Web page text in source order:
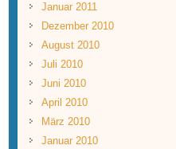
Januar 2011
Dezember 2010
August 2010
Juli 2010
Juni 2010
April 2010
März 2010
Januar 2010